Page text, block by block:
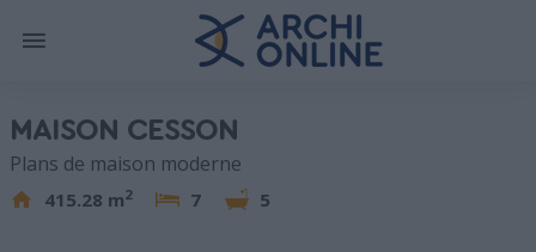
MAISON CESSON
Plans de maison moderne
415.28 m2 7 5